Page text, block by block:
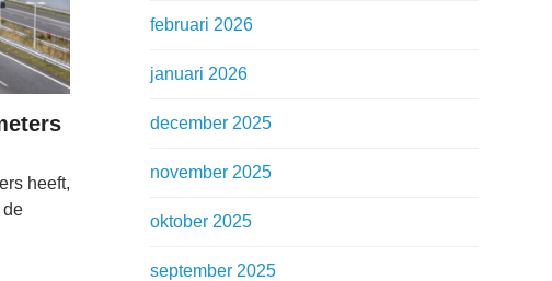
heeft,
de
februari 2026
januari 2026
december 2025
november 2025
oktober 2025
september 2025